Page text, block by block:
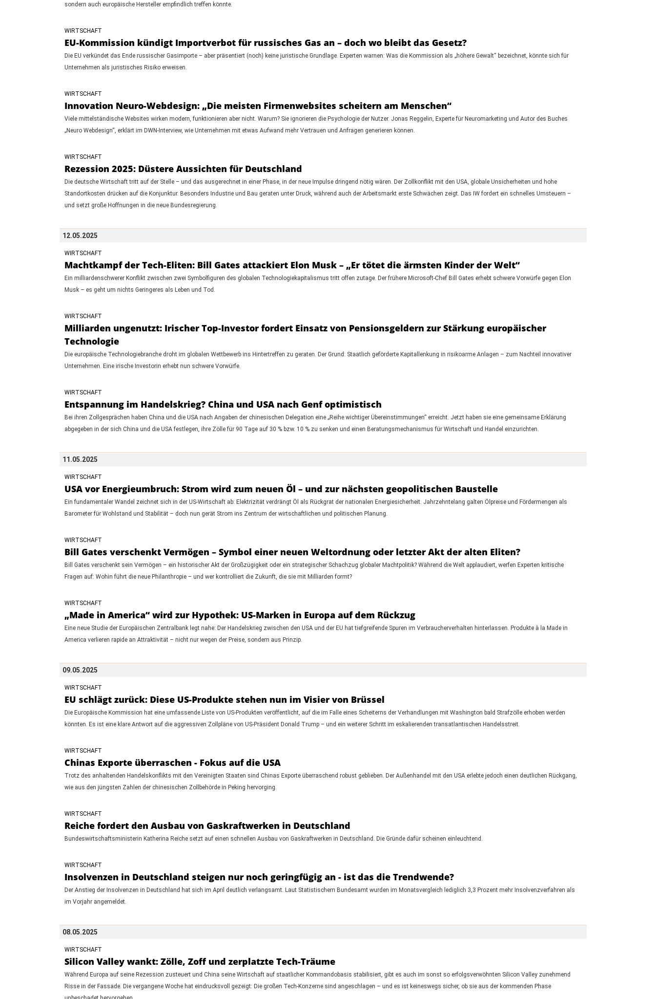
sondern auch europäische Hersteller empfindlich treffen könnte.
WIRTSCHAFT
EU-Kommission kündigt Importverbot für russisches Gas an – doch wo bleibt das Gesetz?
Die EU verkündet das Ende russischer Gasimporte – aber präsentiert (noch) keine juristische Grundlage. Experten warnen: Was die Kommission als „höhere Gewalt“ bezeichnet, könnte sich für
Unternehmen als juristisches Risiko erweisen.
WIRTSCHAFT
Innovation Neuro-Webdesign: „Die meisten Firmenwebsites scheitern am Menschen“
Viele mittelständische Websites wirken modern, funktionieren aber nicht. Warum? Sie ignorieren die Psychologie der Nutzer. Jonas Reggelin, Experte für Neuromarketing und Autor des Buches
„Neuro Webdesign“, erklärt im DWN-Interview, wie Unternehmen mit etwas Aufwand mehr Vertrauen und Anfragen generieren können.
WIRTSCHAFT
Rezession 2025: Düstere Aussichten für Deutschland
Die deutsche Wirtschaft tritt auf der Stelle – und das ausgerechnet in einer Phase, in der neue Impulse dringend nötig wären. Der Zollkonflikt mit den USA, globale Unsicherheiten und hohe
Standortkosten drücken auf die Konjunktur. Besonders Industrie und Bau geraten unter Druck, während auch der Arbeitsmarkt erste Schwächen zeigt. Das IW fordert ein schnelles Umsteuern –
und setzt große Hoffnungen in die neue Bundesregierung.
12.05.2025
WIRTSCHAFT
Machtkampf der Tech-Eliten: Bill Gates attackiert Elon Musk – „Er tötet die ärmsten Kinder der Welt“
Ein milliardenschwerer Konflikt zwischen zwei Symbolfiguren des globalen Technologiekapitalismus tritt offen zutage. Der frühere Microsoft-Chef Bill Gates erhebt schwere Vorwürfe gegen Elon
Musk – es geht um nichts Geringeres als Leben und Tod.
WIRTSCHAFT
Milliarden ungenutzt: Irischer Top-Investor fordert Einsatz von Pensionsgeldern zur Stärkung europäischer
Technologie
Die europäische Technologiebranche droht im globalen Wettbewerb ins Hintertreffen zu geraten. Der Grund: Staatlich geförderte Kapitallenkung in risikoarme Anlagen – zum Nachteil innovativer
Unternehmen. Eine irische Investorin erhebt nun schwere Vorwürfe.
WIRTSCHAFT
Entspannung im Handelskrieg? China und USA nach Genf optimistisch
Bei ihren Zollgesprächen haben China und die USA nach Angaben der chinesischen Delegation eine „Reihe wichtiger Übereinstimmungen“ erreicht. Jetzt haben sie eine gemeinsame Erklärung
abgegeben in der sich China und die USA festlegen, ihre Zölle für 90 Tage auf 30 % bzw. 10 % zu senken und einen Beratungsmechanismus für Wirtschaft und Handel einzurichten.
11.05.2025
WIRTSCHAFT
USA vor Energieumbruch: Strom wird zum neuen Öl – und zur nächsten geopolitischen Baustelle
Ein fundamentaler Wandel zeichnet sich in der US-Wirtschaft ab: Elektrizität verdrängt Öl als Rückgrat der nationalen Energiesicherheit. Jahrzehntelang galten Ölpreise und Fördermengen als
Barometer für Wohlstand und Stabilität – doch nun gerät Strom ins Zentrum der wirtschaftlichen und politischen Planung.
WIRTSCHAFT
Bill Gates verschenkt Vermögen – Symbol einer neuen Weltordnung oder letzter Akt der alten Eliten?
Bill Gates verschenkt sein Vermögen – ein historischer Akt der Großzügigkeit oder ein strategischer Schachzug globaler Machtpolitik? Während die Welt applaudiert, werfen Experten kritische
Fragen auf: Wohin führt die neue Philanthropie – und wer kontrolliert die Zukunft, die sie mit Milliarden formt?
WIRTSCHAFT
„Made in America“ wird zur Hypothek: US-Marken in Europa auf dem Rückzug
Eine neue Studie der Europäischen Zentralbank legt nahe: Der Handelskrieg zwischen den USA und der EU hat tiefgreifende Spuren im Verbraucherverhalten hinterlassen. Produkte à la Made in
America verlieren rapide an Attraktivität – nicht nur wegen der Preise, sondern aus Prinzip.
09.05.2025
WIRTSCHAFT
EU schlägt zurück: Diese US-Produkte stehen nun im Visier von Brüssel
Die Europäische Kommission hat eine umfassende Liste von US-Produkten veröffentlicht, auf die im Falle eines Scheiterns der Verhandlungen mit Washington bald Strafzölle erhoben werden
könnten. Es ist eine klare Antwort auf die aggressiven Zollpläne von US-Präsident Donald Trump – und ein weiterer Schritt im eskalierenden transatlantischen Handelsstreit.
WIRTSCHAFT
Chinas Exporte überraschen - Fokus auf die USA
Trotz des anhaltenden Handelskonflikts mit den Vereinigten Staaten sind Chinas Exporte überraschend robust geblieben. Der Außenhandel mit den USA erlebte jedoch einen deutlichen Rückgang,
wie aus den jüngsten Zahlen der chinesischen Zollbehörde in Peking hervorging.
WIRTSCHAFT
Reiche fordert den Ausbau von Gaskraftwerken in Deutschland
Bundeswirtschaftsministerin Katherina Reiche setzt auf einen schnellen Ausbau von Gaskraftwerken in Deutschland. Die Gründe dafür scheinen einleuchtend.
WIRTSCHAFT
Insolvenzen in Deutschland steigen nur noch geringfügig an - ist das die Trendwende?
Der Anstieg der Insolvenzen in Deutschland hat sich im April deutlich verlangsamt. Laut Statistischem Bundesamt wurden im Monatsvergleich lediglich 3,3 Prozent mehr Insolvenzverfahren als
im Vorjahr angemeldet.
08.05.2025
WIRTSCHAFT
Silicon Valley wankt: Zölle, Zoff und zerplatzte Tech-Träume
Während Europa auf seine Rezession zusteuert und China seine Wirtschaft auf staatlicher Kommandobasis stabilisiert, gibt es auch im sonst so erfolgsverwöhnten Silicon Valley zunehmend
Risse in der Fassade. Die vergangene Woche hat eindrucksvoll gezeigt: Die großen Tech-Konzerne sind angeschlagen – und es ist keineswegs sicher, ob sie aus der kommenden Phase